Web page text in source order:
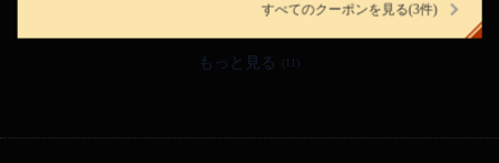
すべてのクーポンを見る(3件)
もっと見る (11)